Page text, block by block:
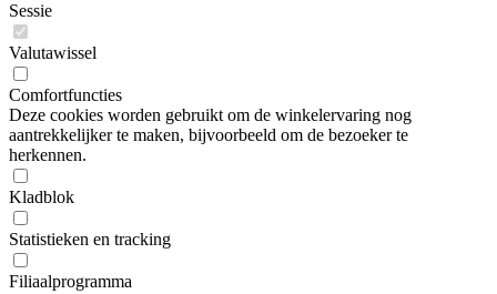
Sessie
Valutawissel
Comfortfuncties
Deze cookies worden gebruikt om de winkelervaring nog
aantrekkelijker te maken, bijvoorbeeld om de bezoeker te
herkennen.
Kladblok
Statistieken en tracking
Filiaalprogramma